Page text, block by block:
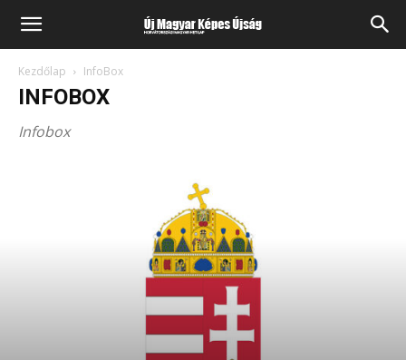
Kezdőlap InfoBox
INFOBOX
Infobox